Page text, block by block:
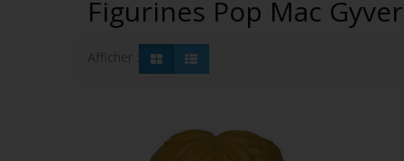
Figurines Pop Mac Gyver